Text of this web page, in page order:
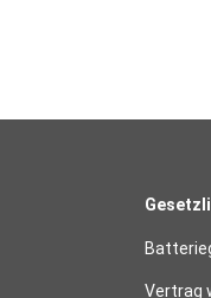
Vertrag